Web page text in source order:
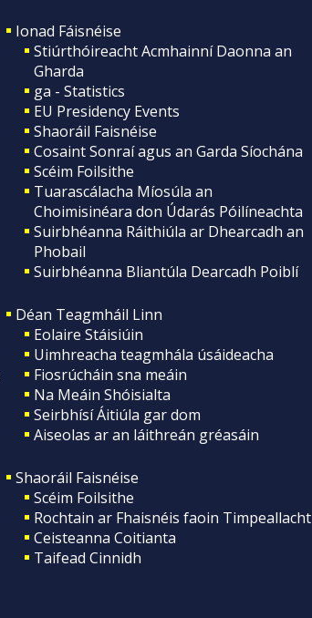
Ionad Fáisnéise
Stiúrthóireacht Acmhainní Daonna an
Gharda
ga - Statistics
EU Presidency Events
Shaoráil Faisnéise
Cosaint Sonraí agus an Garda Síochána
Scéim Foilsithe
Tuarascálacha Míosúla an
Choimisinéara don Údarás Póilíneachta
Suirbhéanna Ráithiúla ar Dhearcadh an
Phobail
Suirbhéanna Bliantúla Dearcadh Poiblí
Déan Teagmháil Linn
Eolaire Stáisiúin
Uimhreacha teagmhála úsáideacha
Fiosrúcháin sna meáin
Na Meáin Shóisialta
Seirbhísí Áitiúla gar dom
Aiseolas ar an láithreán gréasáin
Shaoráil Faisnéise
Scéim Foilsithe
Rochtain ar Fhaisnéis faoin Timpeallacht
Ceisteanna Coitianta
Taifead Cinnidh